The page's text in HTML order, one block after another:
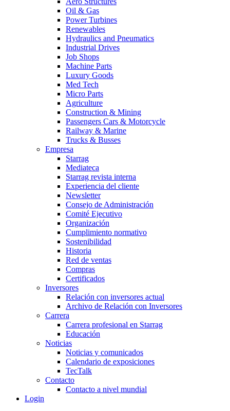
Oil & Gas
Power Turbines
Renewables
Hydraulics and Pneumatics
Industrial Drives
Job Shops
Machine Parts
Luxury Goods
Med Tech
Micro Parts
Agriculture
Construction & Mining
Passengers Cars & Motorcycle
Railway & Marine
Trucks & Busses
Empresa
Starrag
Mediateca
Starrag revista interna
Experiencia del cliente
Newsletter
Consejo de Administración
Comité Ejecutivo
Organización
Cumplimiento normativo
Sostenibilidad
Historia
Red de ventas
Compras
Certificados
Inversores
Relación con inversores actual
Archivo de Relación con Inversores
Carrera
Carrera profesional en Starrag
Educación
Noticias
Noticias y comunicados
Calendario de exposiciones
TecTalk
Contacto
Contacto a nivel mundial
Login